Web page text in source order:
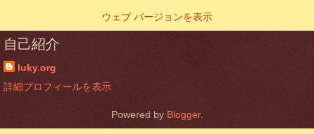
ウェブ バージョンを表示
自己紹介
luky.org
詳細プロフィールを表示
Powered by Blogger.